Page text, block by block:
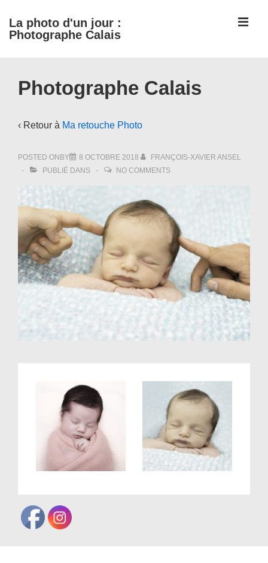
passer
au
La photo d'un jour :
Photographe Calais
Navigation
Photographe Calais
‹ Retour à Ma retouche Photo
POSTED ONBY 8 OCTOBRE 2018
FRANÇOIS-XAVIER ANSEL
PUBLIÉ DANS
NO COMMENTS